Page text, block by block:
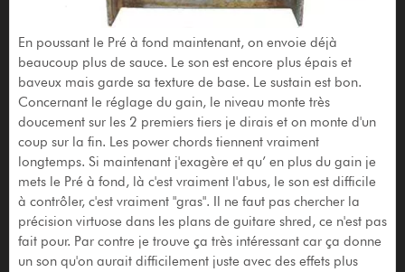
En poussant le Pré à fond maintenant, on envoie déjà
beaucoup plus de sauce. Le son est encore plus épais et
baveux mais garde sa texture de base. Le sustain est bon.
Concernant le réglage du gain, le niveau monte très
doucement sur les 2 premiers tiers je dirais et on monte d'un
coup sur la fin. Les power chords tiennent vraiment
longtemps. Si maintenant j'exagère et qu’ en plus du gain je
mets le Pré à fond, là c'est vraiment l'abus, le son est difficile
à contrôler, c'est vraiment "gras". Il ne faut pas chercher la
précision virtuose dans les plans de guitare shred, ce n'est pas
fait pour. Par contre je trouve ça très intéressant car ça donne
un son qu'on aurait difficilement juste avec des effets plus